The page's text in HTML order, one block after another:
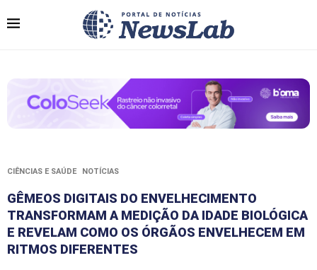
CIÊNCIAS E SAÚDE NOTÍCIAS
GÊMEOS DIGITAIS DO ENVELHECIMENTO
TRANSFORMAM A MEDIÇÃO DA IDADE BIOLÓGICA
E REVELAM COMO OS ÓRGÃOS ENVELHECEM EM
RITMOS DIFERENTES